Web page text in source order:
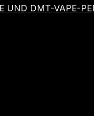
UND DMT-VAPE-